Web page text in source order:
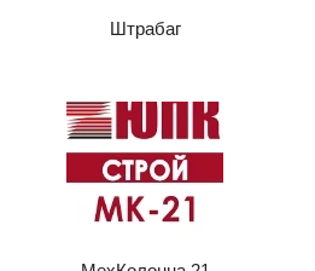
Штрабаг